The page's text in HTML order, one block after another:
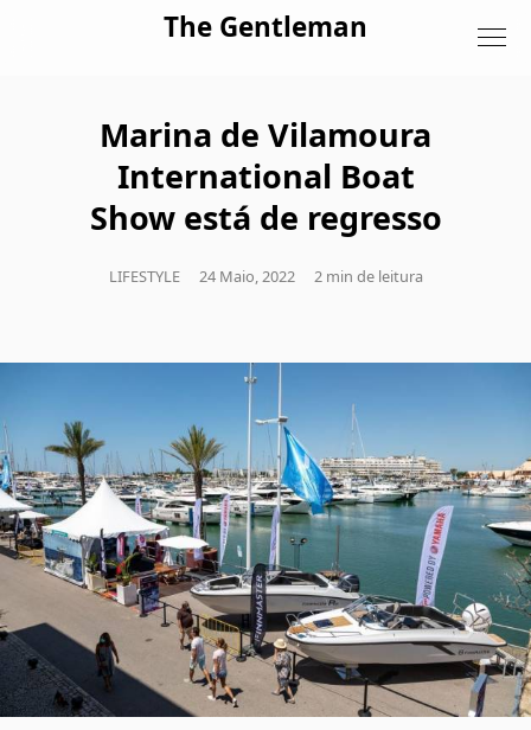
The Gentleman
Marina de Vilamoura
International Boat
Show está de regresso
LIFESTYLE 24 Maio, 2022 2 min de leitura